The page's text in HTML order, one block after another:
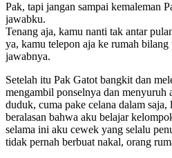
Pak, tapi jangan sampai kemaleman
jawabku.
Tenang aja, kamu nanti tak antar
ya, kamu telepon aja ke rumah
jawabnya.
Setelah itu Pak Gatot bangkit dan
mengambil ponselnya dan menyuruh
duduk, cuma pake celana dalam
beralasan bahwa aku belajar
selama ini aku cewek yang selalu
tidak pernah berbuat nakal, orang